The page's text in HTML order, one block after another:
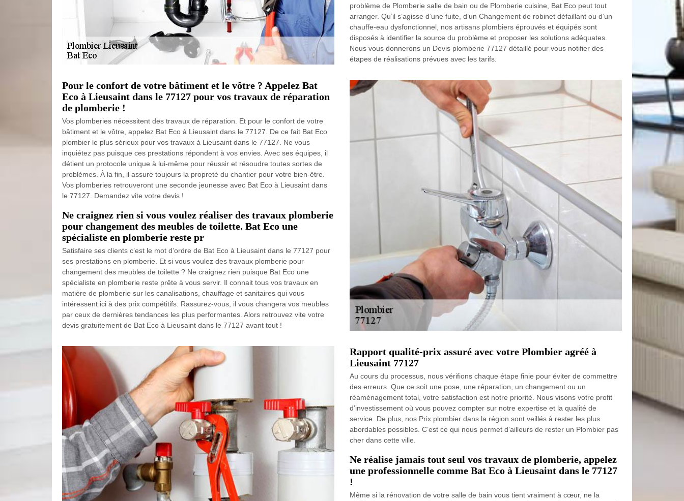
problème de Plomberie salle de bain ou de Plomberie cuisine, Bat Eco peut tout
arranger. Qu’il s’agisse d’une fuite, d’un Changement de robinet défaillant ou d’un
chauffe-eau dysfonctionnel, nos artisans plombiers éprouvés et équipés sont
disposés à identifier la source du problème et proposer les solutions adéquates.
Nous vous donnerons un Devis plomberie 77127 détaillé pour vous notifier des
étapes de réalisations prévues avec les tarifs.
Pour le confort de votre bâtiment et le vôtre ? Appelez Bat
Eco à Lieusaint dans le 77127 pour vos travaux de réparation
de plomberie !
Vos plomberies nécessitent des travaux de réparation. Et pour le confort de votre
bâtiment et le vôtre, appelez Bat Eco à Lieusaint dans le 77127. De ce fait Bat Eco
plombier le plus sérieux pour vos travaux à Lieusaint dans le 77127. Ne vous
inquiétez pas puisque ces prestations répondent à vos envies. Avec ses équipes, il
détient un protocole unique à lui-même pour réussir et résoudre toutes sortes de
problèmes. À la fin, il assure toujours la propreté du chantier pour votre bien-être.
Vos plomberies retrouveront une seconde jeunesse avec Bat Eco à Lieusaint dans
le 77127. Demandez vite votre devis !
Ne craignez rien si vous voulez réaliser des travaux plomberie
pour changement des meubles de toilette. Bat Eco une
spécialiste en plomberie reste pr
Satisfaire ses clients c’est le mot d’ordre de Bat Eco à Lieusaint dans le 77127 pour
ses prestations en plomberie. Et si vous voulez des travaux plomberie pour
changement des meubles de toilette ? Ne craignez rien puisque Bat Eco une
spécialiste en plomberie reste prête à vous servir. Il connait tous vos travaux en
matière de plomberie sur les canalisations, chauffage et sanitaires qui vous
intéressent ici à des prix compétitifs. Rassurez-vous, il vous changera vos meubles
par ceux de dernières tendances les plus performantes. Alors retrouvez vite votre
devis gratuitement de Bat Eco à Lieusaint dans le 77127 avant tout !
Rapport qualité-prix assuré avec votre Plombier agréé à
Lieusaint 77127
Au cours du processus, nous vérifions chaque étape finie pour éviter de commettre
des erreurs. Que ce soit une pose, une réparation, un changement ou un
réaménagement total, votre satisfaction est notre priorité. Nous visons votre profit
d’investissement où vous pouvez compter sur notre expertise et la qualité de
service. De plus, nos Prix plombier dans la région sont veillés à rester les plus
abordables possibles. C’est ce qui nous permet d’ailleurs de rester un Plombier pas
cher dans cette ville.
Ne réalise jamais tout seul vos travaux de plomberie, appelez
une professionnelle comme Bat Eco à Lieusaint dans le 77127
!
Même si la rénovation de votre salle de bain vous tient vraiment à cœur, ne la